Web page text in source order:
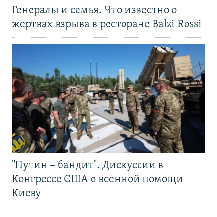
Генералы и семья. Что известно о
жертвах взрыва в ресторане Balzi Rossi
"Путин – бандит". Дискуссии в
Конгрессе США о военной помощи
Киеву